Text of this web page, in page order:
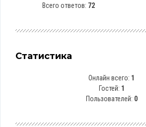
Всего ответов: 72
Статистика
Онлайн всего: 1
Гостей: 1
Пользователей: 0